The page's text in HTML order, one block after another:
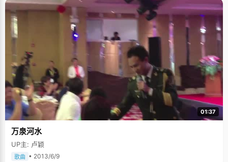
01:37
万泉河水
UP主: 卢颖
歌曲 • 2013/6/9